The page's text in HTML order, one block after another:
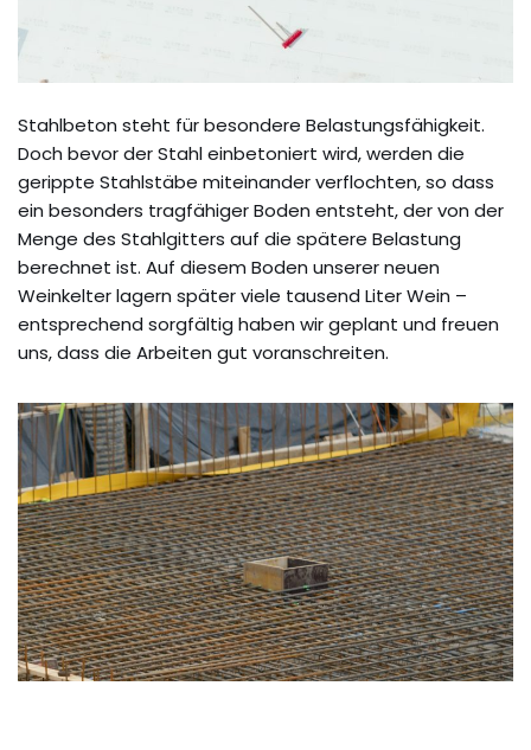
Stahlbeton steht für besondere Belastungsfähigkeit.
Doch bevor der Stahl einbetoniert wird, werden die
gerippte Stahlstäbe miteinander verflochten, so dass
ein besonders tragfähiger Boden entsteht, der von der
Menge des Stahlgitters auf die spätere Belastung
berechnet ist. Auf diesem Boden unserer neuen
Weinkelter lagern später viele tausend Liter Wein –
entsprechend sorgfältig haben wir geplant und freuen
uns, dass die Arbeiten gut voranschreiten.